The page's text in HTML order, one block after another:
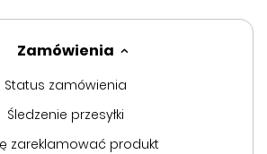
Zamówienia
Status zamówienia
Śledzenie przesyłki
zareklamować produkt